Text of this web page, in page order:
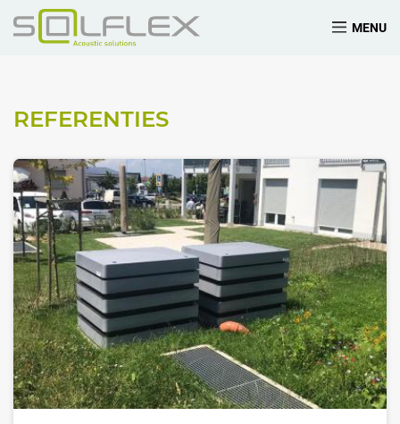
MENU
REFERENTIES